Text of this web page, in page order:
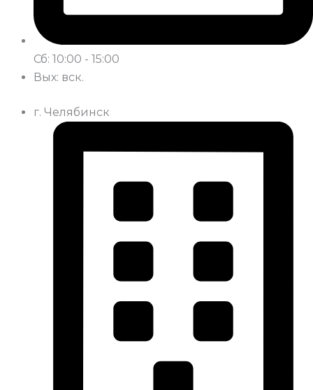
Сб: 10:00 - 15:00
Вых: вск.
г. Челябинск